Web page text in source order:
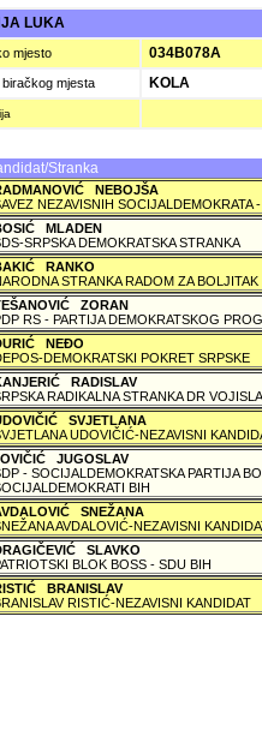
LUKA
mjesto 034B078A
mjesta KOLA
Stranka
NEBOJŠA
NEZAVISNIH SOCIJALDEMOKRATA
MLADEN
SRPSKA DEMOKRATSKA STRANKA
RANKO
STRANKA RADOM ZA BOLJITAK
ZORAN
RS - PARTIJA DEMOKRATSKOG
NEÐO
DEMOKRATSKI POKRET SRPSKE
RADISLAV
RADIKALNA STRANKA DR
SVJETLANA
UDOVIČIĆ-NEZAVISNI
JUGOSLAV
- SOCIJALDEMOKRATSKA PARTIJA
BIH
SNEŽANA
AVDALOVIĆ-NEZAVISNI
SLAVKO
BLOK BOSS - SDU BIH
BRANISLAV
RISTIĆ-NEZAVISNI KANDIDAT